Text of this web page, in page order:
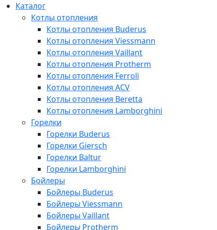
Каталог
Котлы отопления
Котлы отопления Buderus
Котлы отопления Viessmann
Котлы отопления Vaillant
Котлы отопления Protherm
Котлы отопления Ferroli
Котлы отопления ACV
Котлы отопления Beretta
Котлы отопления Lamborghini
Горелки
Горелки Buderus
Горелки Giersch
Горелки Baltur
Горелки Lamborghini
Бойлеры
Бойлеры Buderus
Бойлеры Viessmann
Бойлеры Vaillant
Бойлеры Protherm